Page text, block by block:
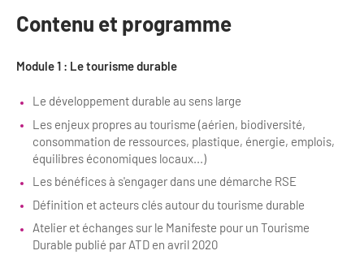
Accessibilité
Se former et s'informer à l'Accessibilité
Nos publics en situation de handicap
Comment se rendre accessible?
Annuaire accessibilité
Guides et interprètes
Services, Wifi, cartes
Autocaristes/Transporteurs/transféristes
Destination Groupes
Magazine Paris Region
Newsletter BtoB
Inscription à la newsletter
Contenu et programme
Module 1 : Le tourisme durable
Le développement durable au sens large
Les enjeux propres au tourisme (aérien, biodiversité,
consommation de ressources, plastique, énergie, emplois,
équilibres économiques locaux...)
Les bénéfices à s'engager dans une démarche RSE
Définition et acteurs clés autour du tourisme durable
Atelier et échanges sur le Manifeste pour un Tourisme
Durable publié par ATD en avril 2020